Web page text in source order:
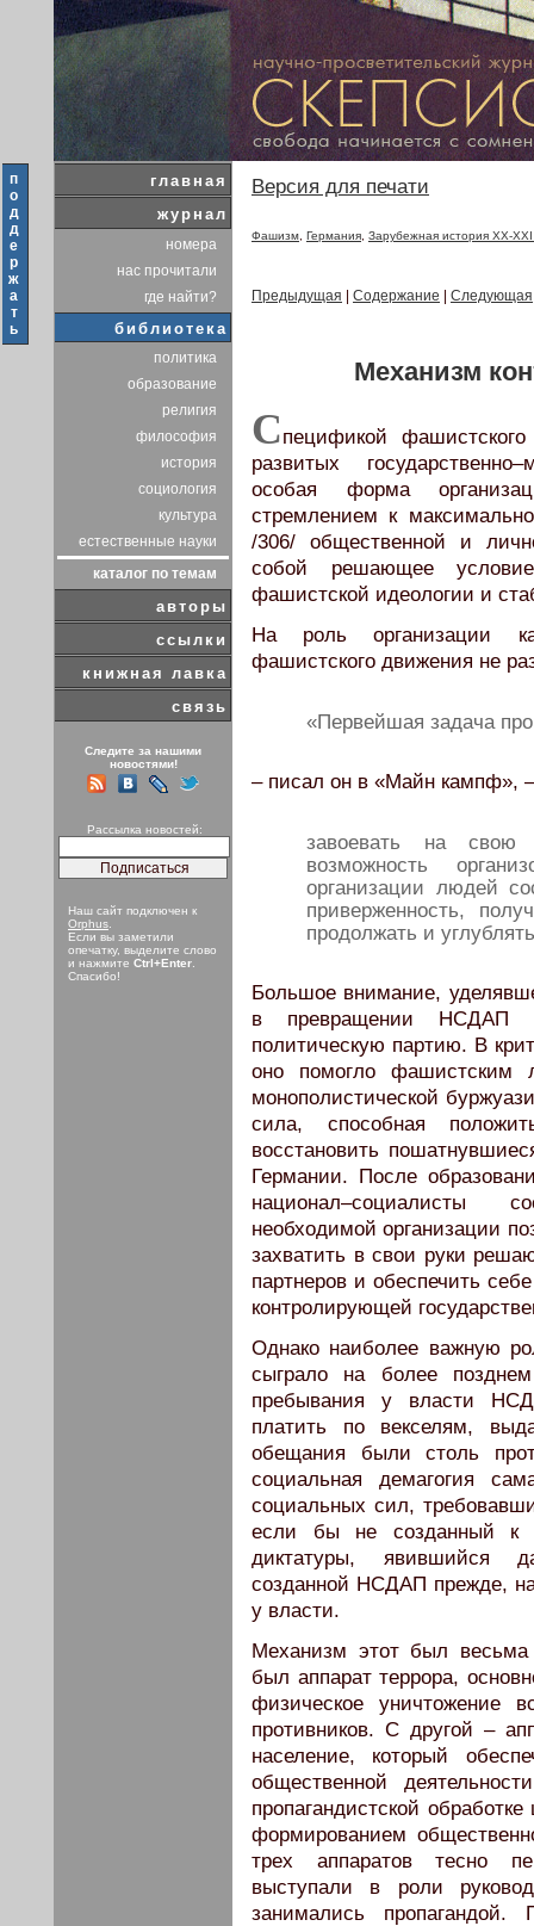
п
о
д
д
е
р
ж
а
т
ь
главная
журнал
номера
нас прочитали
где найти?
библиотека
политика
образование
религия
философия
история
социология
культура
естественные науки
каталог по темам
авторы
ссылки
книжная лавка
связь
Следите за нашими
новостями!
Рассылка новостей:
Наш сайт подключен к
Orphus
Если вы заметили
опечатку, выделите слово
и нажмите Ctrl+Enter
Спасибо!
Версия для печати
Фашизм Германия Зарубежная история XX-XXI
Предыдущая Содержание Следующая
Механизм
Спецификой
развитых
особая форма
стремлением к
/306/ общественной и
собой решающее условие
фашистской идеологии и
На роль организации
фашистского движения не
«Первейшая задача
– писал он в «Майн кампф», –
завоевать на
возможность
организации людей
приверженность,
продолжать и
Большое внимание,
в превращении НСДАП
политическую партию. В
оно помогло фашистским
монополистической
сила, способная
восстановить
Германии. После
национал–социалисты
необходимой организации
захватить в свои руки
партнеров и обеспечить
контролирующей
Однако наиболее важную
сыграло на более
пребывания у власти
платить по векселям,
обещания были столь
социальная демагогия
социальных сил,
если бы не созданный к
диктатуры, явившийся
созданной НСДАП прежде,
у власти.
Механизм этот был
был аппарат террора,
физическое уничтожение
противников. С другой –
население, который
общественной
пропагандистской
формированием
трех аппаратов тесно
выступали в роли
занимались пропагандой.